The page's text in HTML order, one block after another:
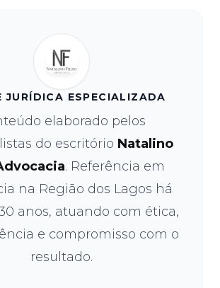
JURÍDICA ESPECIALIZADA
elaborado pelos
do escritório Natalino
. Referência em
na Região dos Lagos há
anos, atuando com ética,
e compromisso com o
resultado.